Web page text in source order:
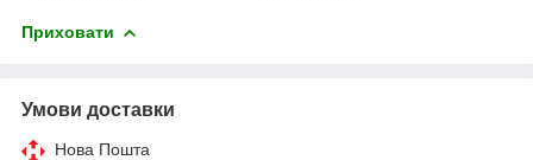
Приховати
Умови доставки
Нова Пошта